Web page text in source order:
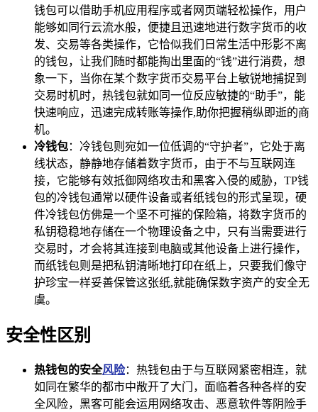
钱包可以借助手机应用程序或者网页端轻松操作，用户
能够如同行云流水般，便捷且迅速地进行数字货币的收
发、交易等各类操作，它恰似我们日常生活中形影不离
的钱包，让我们随时都能掏出里面的“钱”进行消费，想
象一下，当你在某个数字货币交易平台上敏锐地捕捉到
交易时机时，热钱包就如同一位反应敏捷的“助手”，能
快速响应，迅速完成转账等操作,助你把握稍纵即逝的商
机。
冷钱包：冷钱包则宛如一位低调的“守护者”，它处于离
线状态，静静地存储着数字货币，由于不与互联网连
接，它能够有效抵御网络攻击和黑客入侵的威胁，TP钱
包的冷钱包通常以硬件设备或者纸钱包的形式呈现，硬
件冷钱包仿佛是一个坚不可摧的保险箱，将数字货币的
私钥稳稳地存储在一个物理设备之中，只有当需要进行
交易时，才会将其连接到电脑或其他设备上进行操作，
而纸钱包则是把私钥清晰地打印在纸上，只要我们像守
护珍宝一样妥善保管这张纸,就能确保数字资产的安全无
虞。
安全性区别
热钱包的安全风险：热钱包由于与互联网紧密相连，就
如同在繁华的都市中敞开了大门，面临着各种各样的安
全风险，黑客可能会运用网络攻击、恶意软件等阴险手